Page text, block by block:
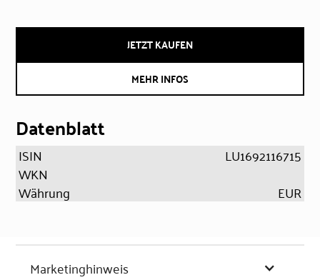
JETZT KAUFEN
MEHR INFOS
Datenblatt
ISIN
LU1692116715
WKN
Währung
EUR
Marketinghinweis